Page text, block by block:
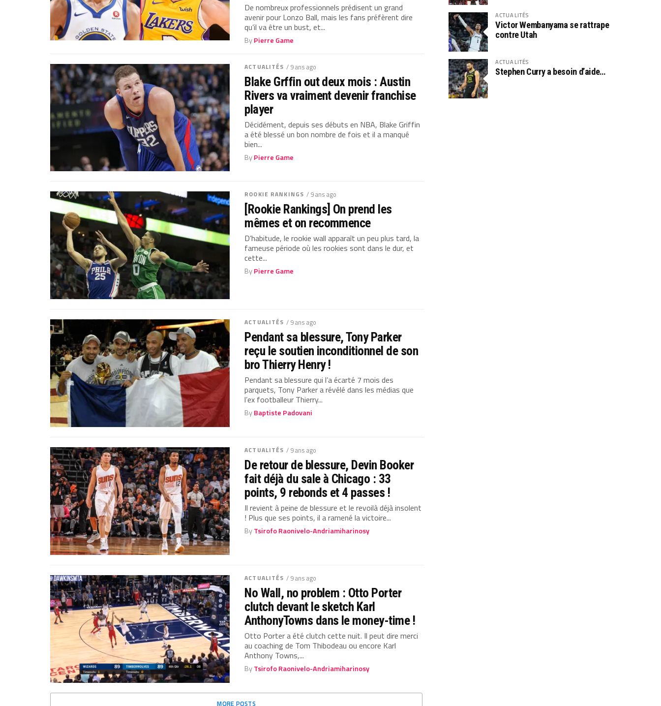
De nombreux professionnels prédisent un grand
avenir pour Lonzo Ball, mais les fans préfèrent dire
qu’il va être un bust, et...
ByPierre Game
ACTUALITÉS / 9 ans ago
Blake Grffin out deux mois : Austin
Rivers va vraiment devenir franchise
player
Décidément, depuis ses débuts en NBA, Blake Griffin
a été blessé un bon nombre de fois et il a manqué
bien...
ByPierre Game
ROOKIE RANKINGS / 9 ans ago
[Rookie Rankings] On prend les
mêmes et on recommence
D’habitude, le rookie wall apparaît un peu plus tard, la
fameuse période où les rookies sont dans le dur, et
cette...
ByPierre Game
ACTUALITÉS / 9 ans ago
Pendant sa blessure, Tony Parker
reçu le soutien inconditionnel de son
bro Thierry Henry !
Pendant sa blessure qui l’a écarté 7 mois des
parquets, Tony Parker a révélé dans les médias que
l’ex footballeur Thierry...
ByBaptiste Padovani
ACTUALITÉS / 9 ans ago
De retour de blessure, Devin Booker
fait déjà du sale à Chicago : 33
points, 9 rebonds et 4 passes !
Il revient à peine de blessure et le revoilà déjà insolent
! Plus que ses points, il a ramené la victoire...
ByTsirofo Raonivelo-Andriamiharinosy
ACTUALITÉS / 9 ans ago
No Wall, no problem : Otto Porter
clutch devant le sketch Karl
AnthonyTowns dans le money-time !
Otto Porter a été clutch cette nuit. Il peut dire merci
au coaching de Tom Thibodeau ou encore Karl
Anthony Towns,...
ByTsirofo Raonivelo-Andriamiharinosy
MORE POSTS
ACTUALITÉS
Victor Wembanyama se rattrape
contre Utah
ACTUALITÉS
Stephen Curry a besoin d’aide…